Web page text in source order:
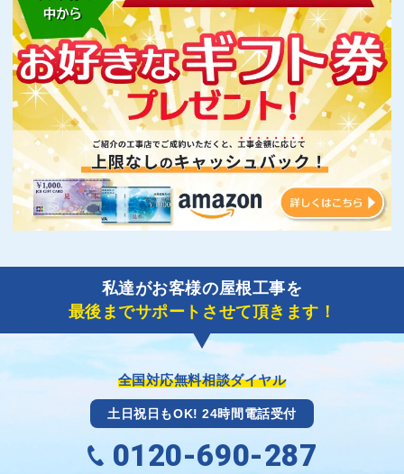
私達がお客様の屋根工事を
最後までサポートさせて頂きます！
全国対応無料相談ダイヤル
土日祝日もOK! 24時間電話受付
0120-690-287